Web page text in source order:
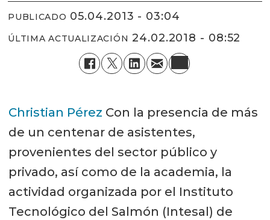
PUBLICADO 05.04.2013 - 03:04
ÚLTIMA ACTUALIZACIÓN 24.02.2018 - 08:52
Christian Pérez Con la presencia de más
de un centenar de asistentes,
provenientes del sector público y
privado, así como de la academia, la
actividad organizada por el Instituto
Tecnológico del Salmón (Intesal) de